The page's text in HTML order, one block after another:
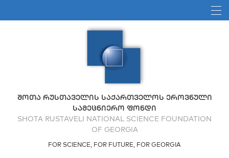
ᲨᲝᲗᲐ ᲠᲣᲡᲗᲐᲕᲔᲚᲘᲡ ᲡᲐᲥᲐᲠᲗᲕᲔᲚᲝᲡ ᲔᲠᲝᲕᲜᲣᲚᲘ
ᲡᲐᲛᲔᲪᲜᲘᲔᲠᲝ ᲤᲝᲜᲓᲘ
SHOTA RUSTAVELI NATIONAL SCIENCE FOUNDATION
OF GEORGIA
FOR SCIENCE, FOR FUTURE, FOR GEORGIA